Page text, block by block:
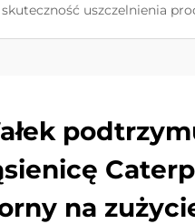
skuteczność uszczelnienia
na